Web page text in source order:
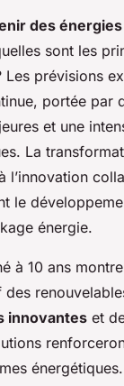
des
sont les
Les prévisions
portée par
et une
La
l’innovation
le
énergie.
à 10 ans
innovantes et